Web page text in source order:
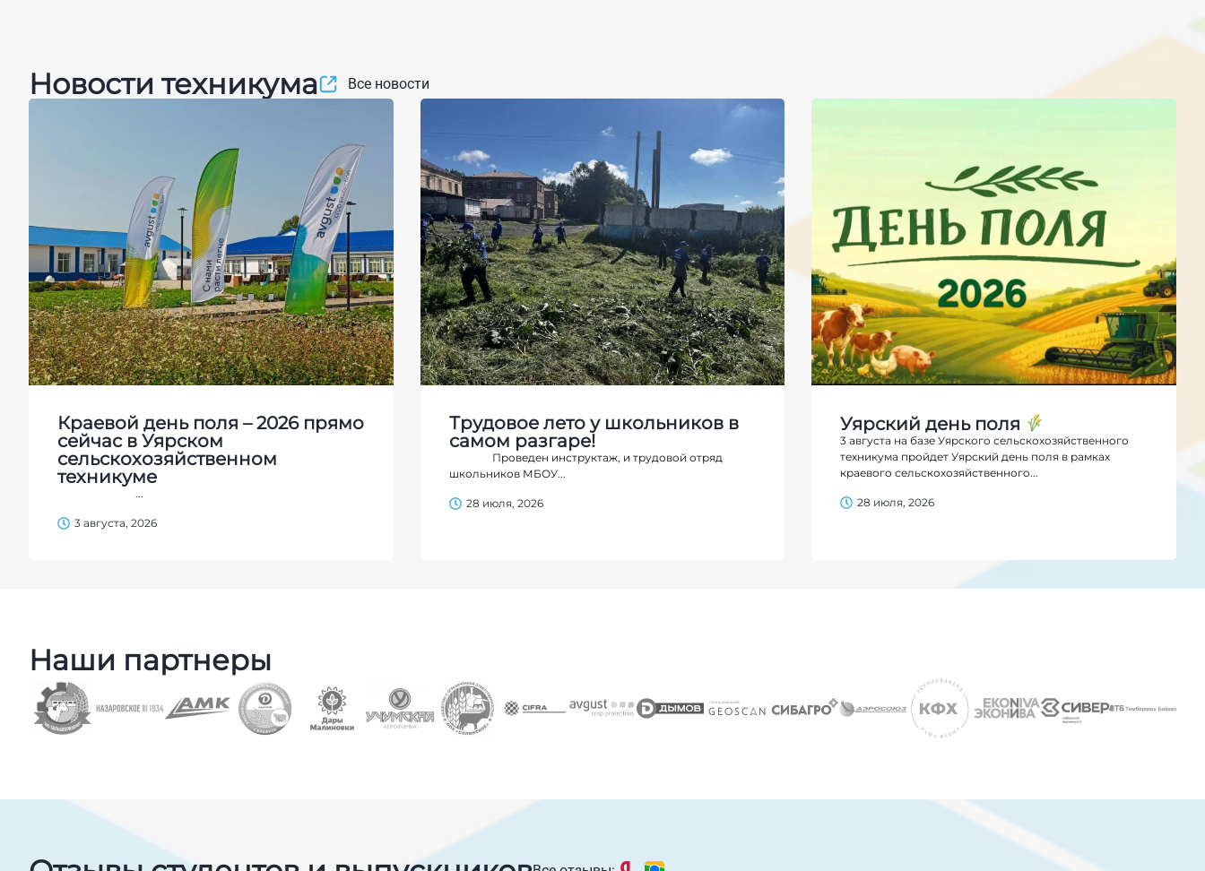
Новости техникума Все новости
Краевой день поля – 2026 прямо
сейчас в Уярском
сельскохозяйственном
техникуме
...
3 августа, 2026
Трудовое лето у школьников в
самом разгаре!
Проведен инструктаж, и трудовой отряд
школьников МБОУ...
28 июля, 2026
Уярский день поля
3 августа на базе Уярского сельскохозяйственного
техникума пройдет Уярский день поля в рамках
краевого сельскохозяйственного...
28 июля, 2026
Наши партнеры